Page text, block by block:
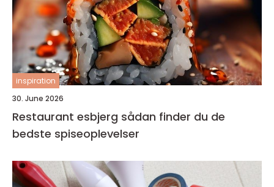
inspiration
30. June 2026
Restaurant esbjerg sådan finder du de
bedste spiseoplevelser